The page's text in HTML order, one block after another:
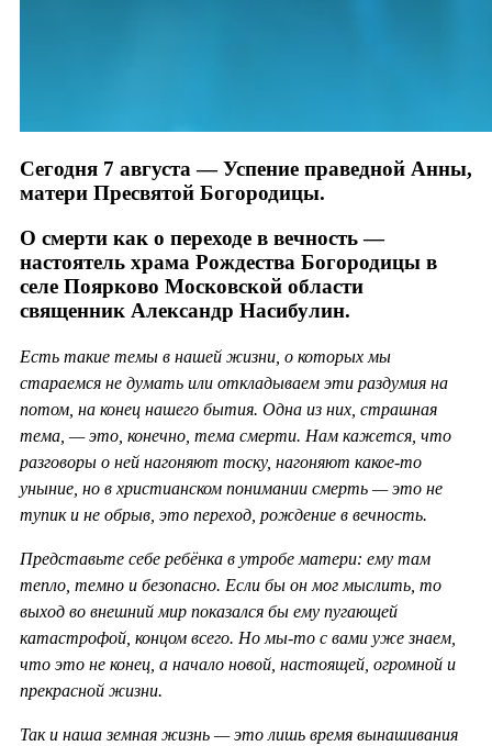
Сегодня 7 августа — Успение праведной Анны,
матери Пресвятой Богородицы.
О смерти как о переходе в вечность —
настоятель храма Рождества Богородицы в
селе Поярково Московской области
священник Александр Насибулин.
Есть такие темы в нашей жизни, о которых мы
стараемся не думать или откладываем эти раздумия на
потом, на конец нашего бытия. Одна из них, страшная
тема, — это, конечно, тема смерти. Нам кажется, что
разговоры о ней нагоняют тоску, нагоняют какое-то
уныние, но в христианском понимании смерть — это не
тупик и не обрыв, это переход, рождение в вечность.
Представьте себе ребёнка в утробе матери: ему там
тепло, темно и безопасно. Если бы он мог мыслить, то
выход во внешний мир показался бы ему пугающей
катастрофой, концом всего. Но мы-то с вами уже знаем,
что это не конец, а начало новой, настоящей, огромной и
прекрасной жизни.
Так и наша земная жизнь — это лишь время вынашивания